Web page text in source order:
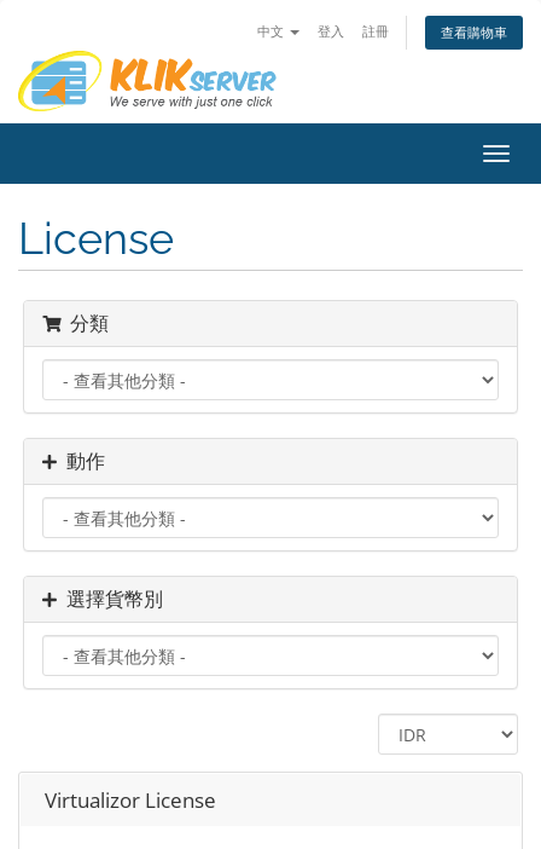
中文 登入 註冊 查看購物車
切
換
License
分類
動作
選擇貨幣別
Virtualizor License